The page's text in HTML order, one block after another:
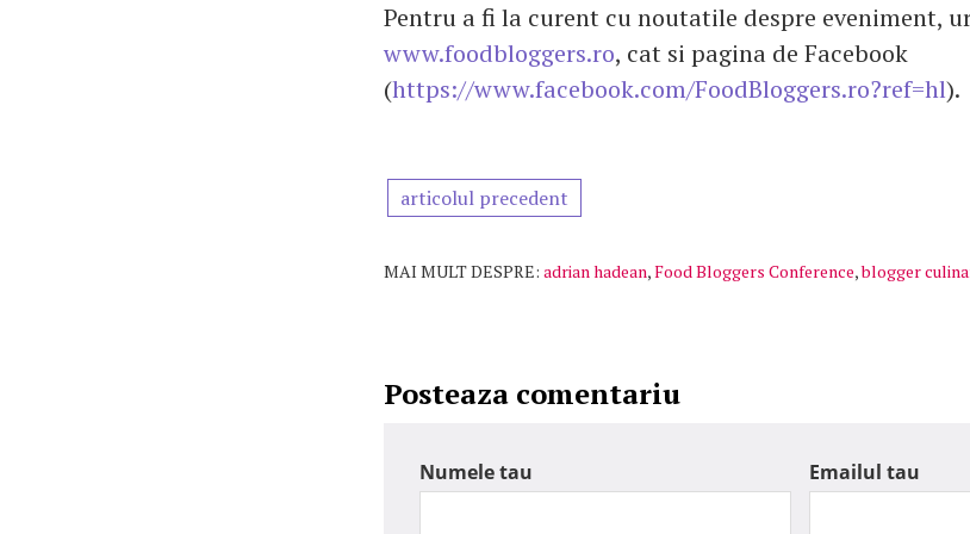
Pentru a fi la curent cu noutatile despre eveniment,
www.foodbloggers.ro, cat si pagina de Facebook
(https://www.facebook.com/FoodBloggers.ro?ref=hl).
articolul precedent
MAI MULT DESPRE: adrian hadean,Food Bloggers Conference,blogger
Posteaza comentariu
Numele tau Emailul tau